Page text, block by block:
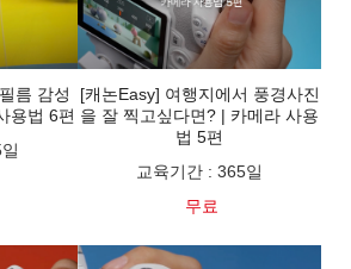
름 감성
용법 6편
[캐논Easy] 여행지에서 풍경사진
을 잘 찍고싶다면? | 카메라 사용
법 5편
교육기간 : 365일
무료